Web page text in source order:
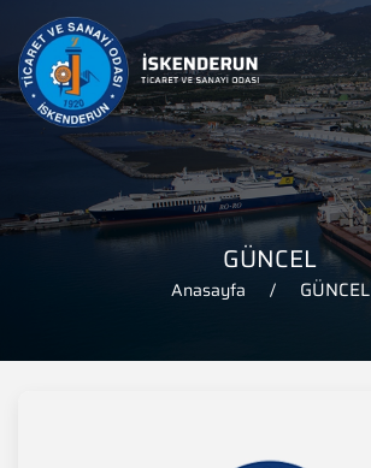
GÜNCEL
Anasayfa GÜNCEL